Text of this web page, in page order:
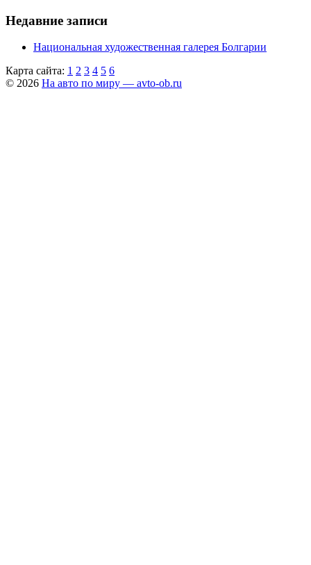
Недавние записи
Национальная художественная галерея Болгарии
Карта сайта: 1 2 3 4 5 6
© 2026 На авто по миру — avto-ob.ru